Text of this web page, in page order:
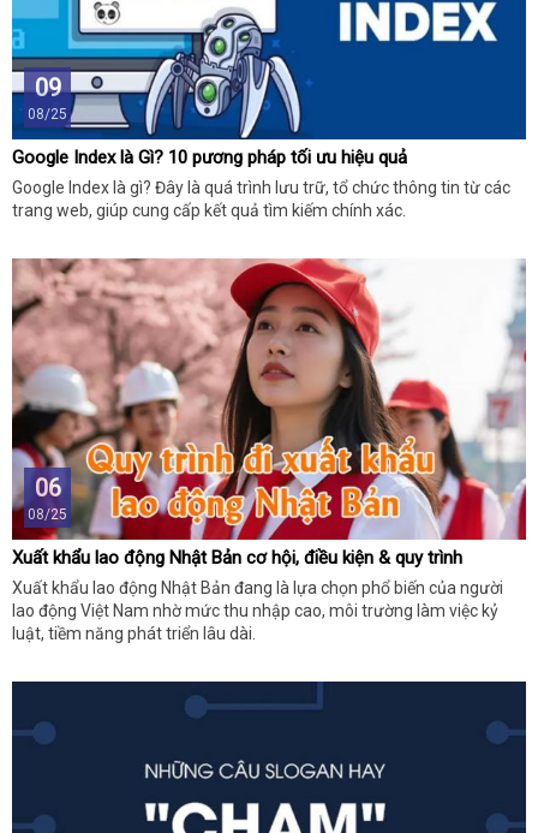
09
08/25
Google Index là Gì? 10 pương pháp tối ưu hiệu quả
Google Index là gì? Đây là quá trình lưu trữ, tổ chức thông tin từ các
trang web, giúp cung cấp kết quả tìm kiếm chính xác.
06
08/25
Xuất khẩu lao động Nhật Bản cơ hội, điều kiện & quy trình
Xuất khẩu lao động Nhật Bản đang là lựa chọn phổ biến của người
lao động Việt Nam nhờ mức thu nhập cao, môi trường làm việc kỷ
luật, tiềm năng phát triển lâu dài.